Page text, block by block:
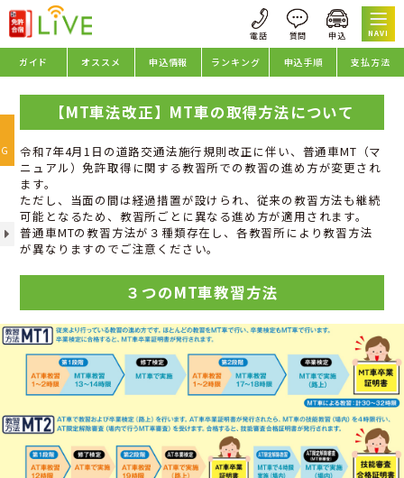
NAVI
ガイド オススメ 申込情報 ランキング 申込手順 支払方法
【MT車法改正】MT車の取得方法について
令和7年4月1日の道路交通法施行規則改正に伴い、普通車MT（マ
ニュアル）免許取得に関する教習所での教習の進め方が変更され
ます。
ただし、当面の間は経過措置が設けられ、従来の教習方法も継続
可能となるため、教習所ごとに異なる進め方が適用されます。
普通車MTの教習方法が３種類存在し、各教習所により教習方法
が異なりますのでご注意ください。
３つのMT車教習方法